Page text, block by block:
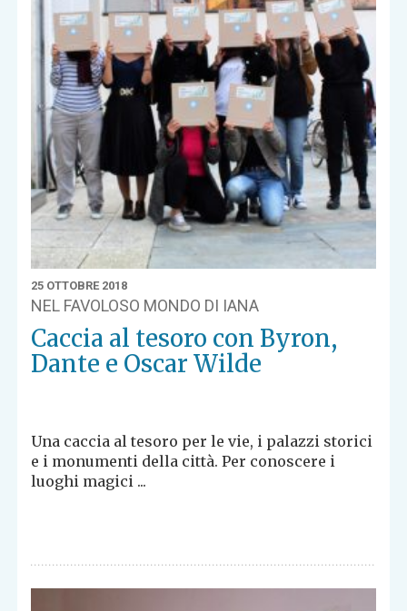
25 OTTOBRE 2018
NEL FAVOLOSO MONDO DI IANA
Caccia al tesoro con Byron,
Dante e Oscar Wilde
Una caccia al tesoro per le vie, i palazzi storici
e i monumenti della città. Per conoscere i
luoghi magici ...